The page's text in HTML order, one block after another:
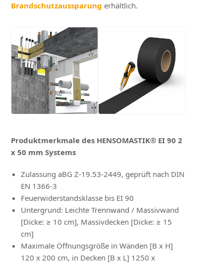
Brandschutzaussparung erhältlich.
Produktmerkmale des HENSOMASTIK® EI 90 2
x 50 mm Systems
Zulassung aBG Z-19.53-2449, geprüft nach DIN
EN 1366-3
Feuerwiderstandsklasse bis EI 90
Untergrund: Leichte Trennwand / Massivwand
[Dicke: ≥ 10 cm], Massivdecken [Dicke: ≥ 15
cm]
Maximale Öffnungsgröße in Wänden [B x H]
120 x 200 cm, in Decken [B x L] 1250 x